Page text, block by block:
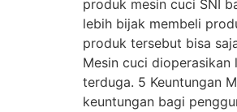
produk mesin cuci SNI
lebih bijak membeli
produk tersebut bisa
Mesin cuci
terduga. 5 Keuntungan
keuntungan bagi